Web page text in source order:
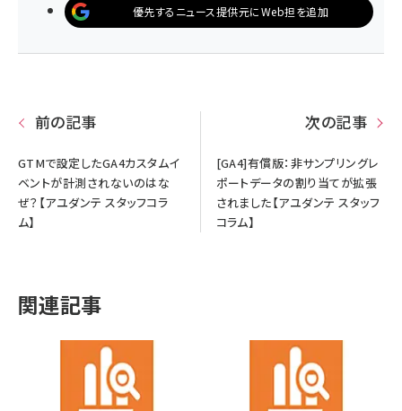
優先するニュース提供元にWeb担を追加
前の記事
GTMで設定したGA4カスタムイ
ベントが計測されないのはな
ぜ？【アユダンテ スタッフコラ
ム】
次の記事
[GA4]有償版：非サンプリングレ
ポートデータの割り当てが拡張
されました【アユダンテ スタッフ
コラム】
関連記事